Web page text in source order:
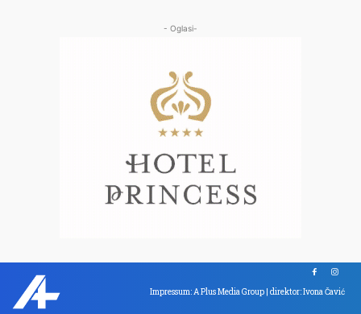
- Oglasi-
Impressum: A Plus Media Group | direktor: Ivona Čavić